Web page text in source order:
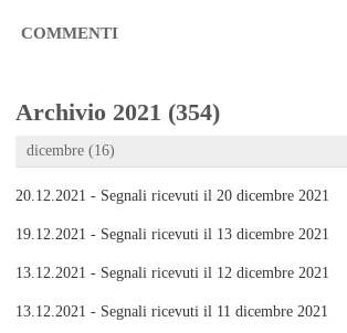
COMMENTI
Archivio 2021 (354)
dicembre (16)
20.12.2021 - Segnali ricevuti il 20 dicembre 2021
19.12.2021 - Segnali ricevuti il 13 dicembre 2021
13.12.2021 - Segnali ricevuti il 12 dicembre 2021
13.12.2021 - Segnali ricevuti il 11 dicembre 2021